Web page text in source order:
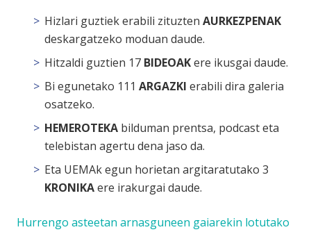
Hizlari guztiek erabili zituzten AURKEZPENAK
deskargatzeko moduan daude.
Hitzaldi guztien 17 BIDEOAKere ikusgai daude.
Bi egunetako 111 ARGAZKI erabili dira galeria
osatzeko.
HEMEROTEKA bilduman prentsa, podcast eta
telebistan agertu dena jaso da.
Eta UEMAk egun horietan argitaratutako 3
KRONIKAere irakurgai daude.
Hurrengo asteetan arnasguneen gaiarekin lotutako